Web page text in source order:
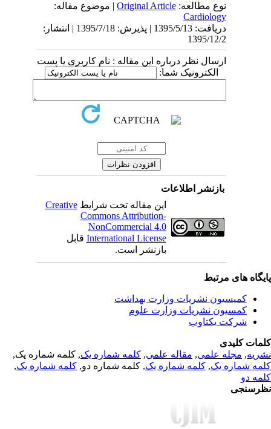
نوع مطالعه:Original Article| موضوع مقاله:
Cardiology
دریافت: 1395/5/13 | پذیرش: 1395/7/18 | انتشار:
1395/12/2
ارسال نظر درباره این مقاله : نام کاربری یا پست
الکترونیک شما:
بازنشر اطلاعات
این مقاله تحت شرایطCreative
Commons Attribution-
NonCommercial 4.0
International Licenseقابل
بازنشر است.
های مرتبط
کمیسیون نشریات وزارت بهداشت
کمسیون نشریات وزارت علوم
شرکت یکتاوب
کلیدی
,مجله علمی, مقاله علمی, کلمه شماره یک, کلمه شماره یک,
شماره یک,کلمه شماره یک, کلمه شماره دو,کلمه شماره یک,
دو